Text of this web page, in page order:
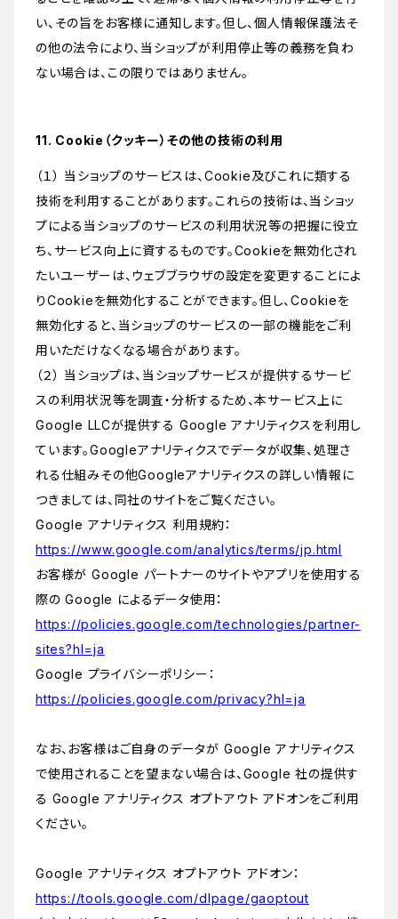
い、その旨をお客様に通知します。但し、個人情報保護法そ
の他の法令により、当ショップが利用停止等の義務を負わ
ない場合は、この限りではありません。
11. Cookie（クッキー）その他の技術の利用
（１） 当ショップのサービスは、Cookie及びこれに類する
技術を利用することがあります。これらの技術は、当ショッ
プによる当ショップのサービスの利用状況等の把握に役立
ち、サービス向上に資するものです。Cookieを無効化され
たいユーザーは、ウェブブラウザの設定を変更することによ
りCookieを無効化することができます。但し、Cookieを
無効化すると、当ショップのサービスの一部の機能をご利
用いただけなくなる場合があります。
（２） 当ショップは、当ショップサービスが提供するサービ
スの利用状況等を調査・分析するため、本サービス上に
Google LLCが提供する Google アナリティクスを利用し
ています。Googleアナリティクスでデータが収集、処理さ
れる仕組みその他Googleアナリティクスの詳しい情報に
つきましては、同社のサイトをご覧ください。
Google アナリティクス 利用規約：
https://www.google.com/analytics/terms/jp.html
お客様が Google パートナーのサイトやアプリを使用する
際の Google によるデータ使用：
https://policies.google.com/technologies/partner-
sites?hl=ja
Google プライバシーポリシー：
https://policies.google.com/privacy?hl=ja
なお、お客様はご自身のデータが Google アナリティクス
で使用されることを望まない場合は、Google 社の提供す
る Google アナリティクス オプトアウト アドオンをご利用
ください。
Google アナリティクス オプトアウト アドオン：
https://tools.google.com/dlpage/gaoptout